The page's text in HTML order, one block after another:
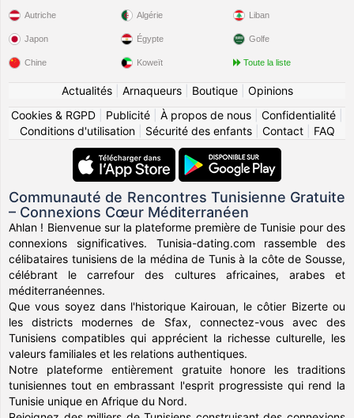
Autriche
Japon
Chine
Algérie
Égypte
Koweït
Liban
Golfe
Toute la liste
Actualités| Arnaqueurs| Boutique| Opinions
Cookies & RGPD
Publicité À propos de nous Confidentialité
Conditions d'utilisation| Sécurité des enfants| Contact| FAQ
Communauté de Rencontres Tunisienne Gratuite
– Connexions Cœur Méditerranéen
Ahlan ! Bienvenue sur la plateforme première de Tunisie pour des
connexions significatives. Tunisia-dating.com rassemble des
célibataires tunisiens de la médina de Tunis à la côte de Sousse,
célébrant le carrefour des cultures africaines, arabes et
méditerranéennes.
Que vous soyez dans l'historique Kairouan, le côtier Bizerte ou
les districts modernes de Sfax, connectez-vous avec des
Tunisiens compatibles qui apprécient la richesse culturelle, les
valeurs familiales et les relations authentiques.
Notre plateforme entièrement gratuite honore les traditions
tunisiennes tout en embrassant l'esprit progressiste qui rend la
Tunisie unique en Afrique du Nord.